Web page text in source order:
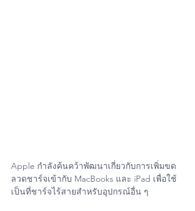
Apple กำลังค้นคว้าพัฒนาเกี่ยวกับการเพิ่มขด
ลวดชาร์จเข้ากับ MacBooks และ iPad เพื่อใช้
เป็นที่ชาร์จไร้สายสำหรับอุปกรณ์อื่น ๆ